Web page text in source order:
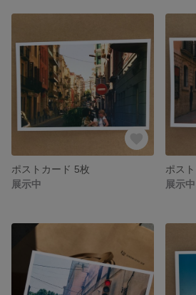
ポストカード 5枚
展示中
展示中